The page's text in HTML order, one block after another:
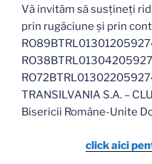
Vă invităm să susţineţi
prin rugăciune şi prin
TRANSILVANIA S.A. –
Bisericii Române-Unite
click aici